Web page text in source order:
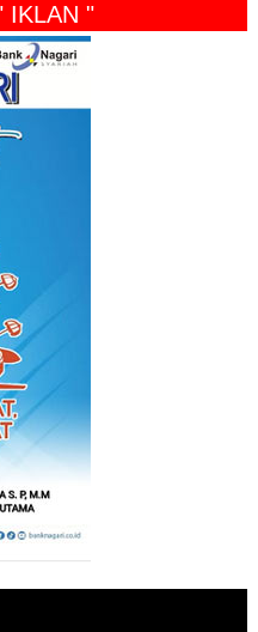
" IKLAN "